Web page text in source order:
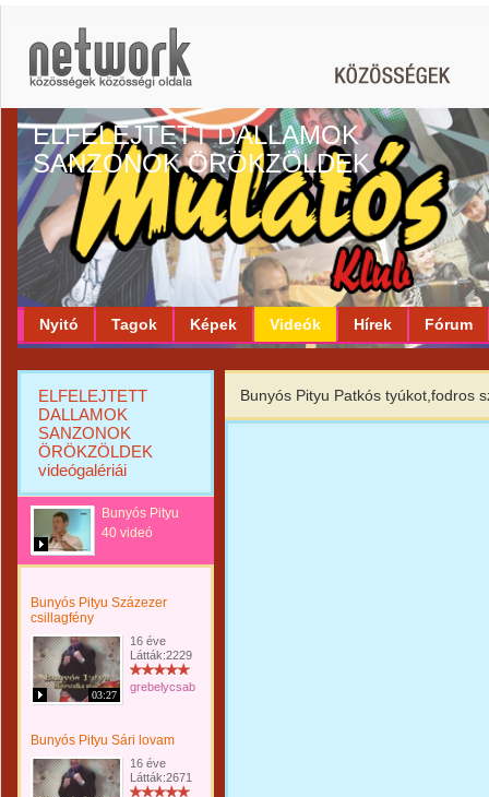
ELFELEJTETT DALLAMOK
SANZONOK ÖRÖKZÖLDEK
Nyitó Tagok Képek Videók Hírek Fórum
ELFELEJTETT
DALLAMOK
SANZONOK
ÖRÖKZÖLDEK
videógalériái
Bunyós Pityu
40 videó
Bunyós Pityu Százezer
csillagfény
03:27
16 éve
Látták:2229
grebelycsabi
Bunyós Pityu Sári lovam
16 éve
Látták:2671
Bunyós Pityu Patkós tyúkot,fodros